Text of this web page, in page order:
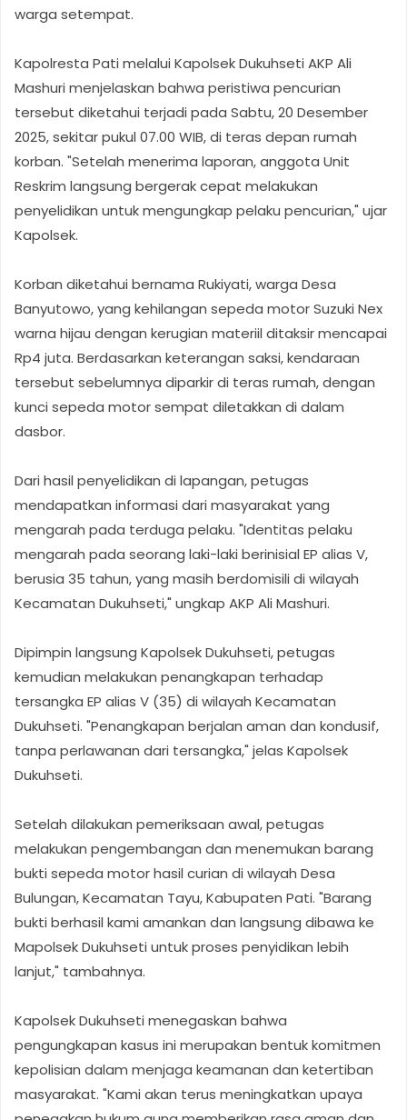
warga setempat.
Kapolresta Pati melalui Kapolsek Dukuhseti AKP Ali
Mashuri menjelaskan bahwa peristiwa pencurian
tersebut diketahui terjadi pada Sabtu, 20 Desember
2025, sekitar pukul 07.00 WIB, di teras depan rumah
korban. "Setelah menerima laporan, anggota Unit
Reskrim langsung bergerak cepat melakukan
penyelidikan untuk mengungkap pelaku pencurian," ujar
Kapolsek.
Korban diketahui bernama Rukiyati, warga Desa
Banyutowo, yang kehilangan sepeda motor Suzuki Nex
warna hijau dengan kerugian materiil ditaksir mencapai
Rp4 juta. Berdasarkan keterangan saksi, kendaraan
tersebut sebelumnya diparkir di teras rumah, dengan
kunci sepeda motor sempat diletakkan di dalam
dasbor.
Dari hasil penyelidikan di lapangan, petugas
mendapatkan informasi dari masyarakat yang
mengarah pada terduga pelaku. "Identitas pelaku
mengarah pada seorang laki-laki berinisial EP alias V,
berusia 35 tahun, yang masih berdomisili di wilayah
Kecamatan Dukuhseti," ungkap AKP Ali Mashuri.
Dipimpin langsung Kapolsek Dukuhseti, petugas
kemudian melakukan penangkapan terhadap
tersangka EP alias V (35) di wilayah Kecamatan
Dukuhseti. "Penangkapan berjalan aman dan kondusif,
tanpa perlawanan dari tersangka," jelas Kapolsek
Dukuhseti.
Setelah dilakukan pemeriksaan awal, petugas
melakukan pengembangan dan menemukan barang
bukti sepeda motor hasil curian di wilayah Desa
Bulungan, Kecamatan Tayu, Kabupaten Pati. "Barang
bukti berhasil kami amankan dan langsung dibawa ke
Mapolsek Dukuhseti untuk proses penyidikan lebih
lanjut," tambahnya.
Kapolsek Dukuhseti menegaskan bahwa
pengungkapan kasus ini merupakan bentuk komitmen
kepolisian dalam menjaga keamanan dan ketertiban
masyarakat. "Kami akan terus meningkatkan upaya